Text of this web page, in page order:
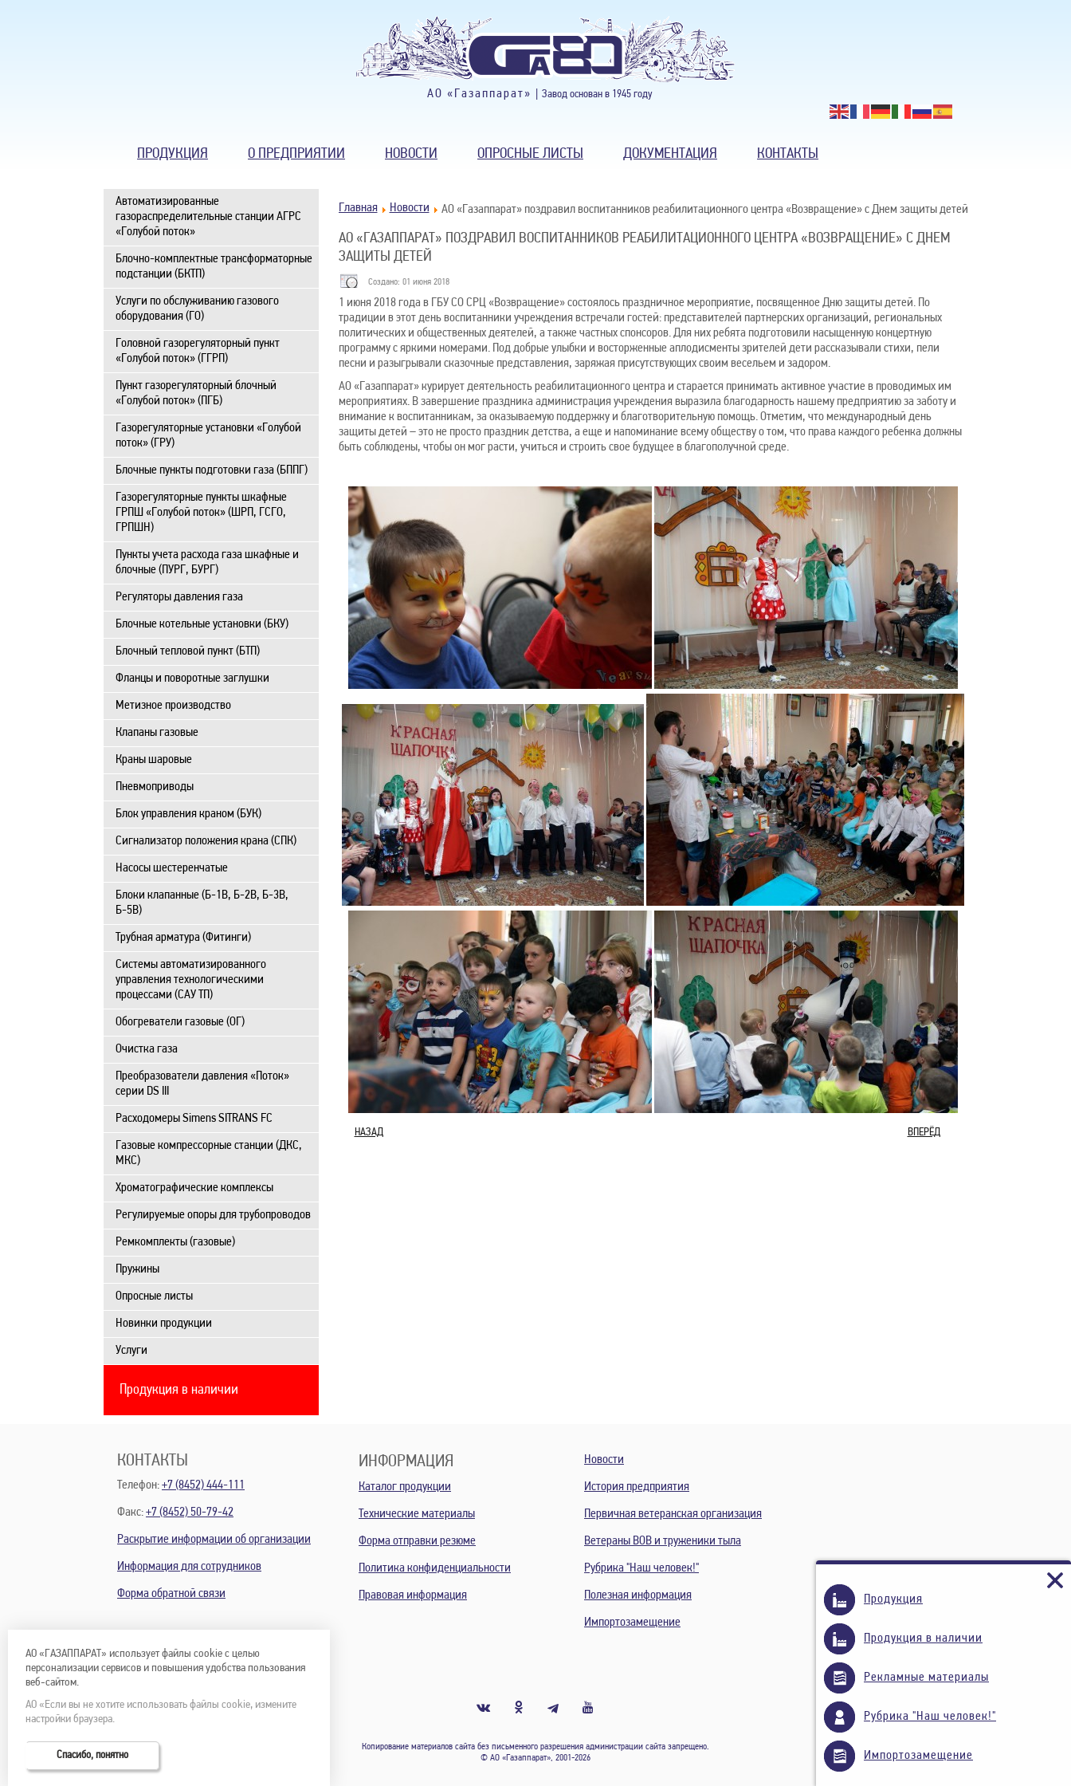
АО «Газаппарат» | Завод основан в 1945 году
ПРОДУКЦИЯ О ПРЕДПРИЯТИИ НОВОСТИ ОПРОСНЫЕ ЛИСТЫ ДОКУМЕНТАЦИЯ КОНТАКТЫ
Автоматизированные
газораспределительные станции АГРС
«Голубой поток»
Блочно-комплектные трансформаторные
подстанции (БКТП)
Услуги по обслуживанию газового
оборудования (ГО)
Головной газорегуляторный пункт
«Голубой поток» (ГГРП)
Пункт газорегуляторный блочный
«Голубой поток» (ПГБ)
Газорегуляторные установки «Голубой
поток» (ГРУ)
Блочные пункты подготовки газа (БППГ)
Газорегуляторные пункты шкафные
ГРПШ «Голубой поток» (ШРП, ГСГО,
ГРПШН)
Пункты учета расхода газа шкафные и
блочные (ПУРГ, БУРГ)
Регуляторы давления газа
Блочные котельные установки (БКУ)
Блочный тепловой пункт (БТП)
Фланцы и поворотные заглушки
Метизное производство
Клапаны газовые
Краны шаровые
Пневмоприводы
Блок управления краном (БУК)
Сигнализатор положения крана (СПК)
Насосы шестеренчатые
Блоки клапанные (Б-1В, Б-2В, Б-3В,
Б-5В)
Трубная арматура (Фитинги)
Системы автоматизированного
управления технологическими
процессами (САУ ТП)
Обогреватели газовые (ОГ)
Очистка газа
Преобразователи давления «Поток»
серии DS III
Расходомеры Simens SITRANS FC
Газовые компрессорные станции (ДКС,
МКС)
Хроматографические комплексы
Регулируемые опоры для трубопроводов
Ремкомплекты (газовые)
Пружины
Опросные листы
Новинки продукции
Услуги
Продукция в наличии
Главная Новости АО «Газаппарат» поздравил воспитанников реабилитационного центра «Возвращение» с Днем защиты детей
АО «ГАЗАППАРАТ» ПОЗДРАВИЛ ВОСПИТАННИКОВ РЕАБИЛИТАЦИОННОГО ЦЕНТРА «ВОЗВРАЩЕНИЕ» С ДНЕМ
ЗАЩИТЫ ДЕТЕЙ
Создано: 01 июня 2018
1 июня 2018 года в ГБУ СО СРЦ «Возвращение» состоялось праздничное мероприятие, посвященное Дню защиты детей. По
традиции в этот день воспитанники учреждения встречали гостей: представителей партнерских организаций, региональных
политических и общественных деятелей, а также частных спонсоров. Для них ребята подготовили насыщенную концертную
программу с яркими номерами. Под добрые улыбки и восторженные аплодисменты зрителей дети рассказывали стихи, пели
песни и разыгрывали сказочные представления, заряжая присутствующих своим весельем и задором.
АО «Газаппарат» курирует деятельность реабилитационного центра и старается принимать активное участие в проводимых им
мероприятиях. В завершение праздника администрация учреждения выразила благодарность нашему предприятию за заботу и
внимание к воспитанникам, за оказываемую поддержку и благотворительную помощь. Отметим, что международный день
защиты детей – это не просто праздник детства, а еще и напоминание всему обществу о том, что права каждого ребенка должны
быть соблюдены, чтобы он мог расти, учиться и строить свое будущее в благополучной среде.
НАЗАД ВПЕРЁД
КОНТАКТЫ
Телефон:+7 (8452) 444-111
Факс:+7 (8452) 50-79-42
Раскрытие информации об организации
Информация для сотрудников
Форма обратной связи
ИНФОРМАЦИЯ
Каталог продукции
Технические материалы
Форма отправки резюме
Политика конфиденциальности
Правовая информация
Новости
История предприятия
Первичная ветеранская организация
Ветераны ВОВ и труженики тыла
Рубрика "Наш человек!"
Полезная информация
Импортозамещение
Копирование материалов сайта без письменного разрешения администрации сайта запрещено.
© АО «Газаппарат», 2001-2026
Продукция
Продукция в наличии
Рекламные материалы
Рубрика "Наш человек!"
Импортозамещение
АО «ГАЗАППАРАТ» использует файлы cookie с целью
персонализации сервисов и повышения удобства пользования
веб-сайтом.
АО «Если вы не хотите использовать файлы cookie, измените
настройки браузера.
Спасибо, понятно